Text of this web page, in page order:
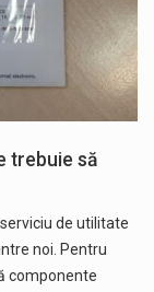
trebuie să
de utilitate
noi. Pentru
componente